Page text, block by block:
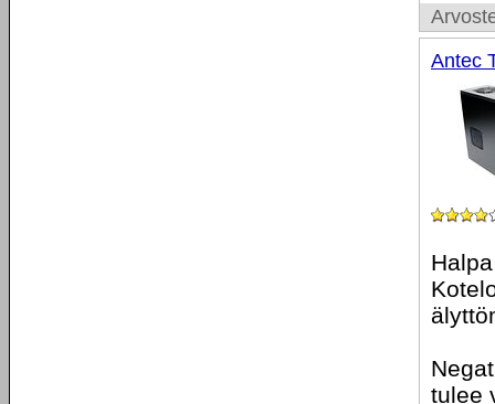
Antec
tulee